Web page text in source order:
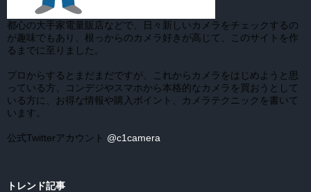
都心の大手家電量販店などで、日々新しいカメラをチェックするの
が趣味でもあり、根っからのカメラ好きが高じて、このサイトを作
るまでに至りました。
プロからするとまだまだですが、これからカメラをはじめようと思
っている方、コンデジやスマホから本格的なカメラを買おうとして
いる方に、お得な情報や購入ポイント、カメラテクニックを書いて
います。
公式Twitterアカウント @c1camera
トレンド記事